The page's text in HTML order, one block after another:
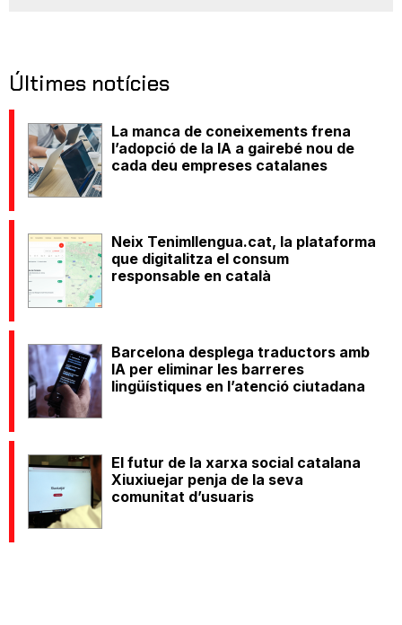
Últimes notícies
La manca de coneixements frena
l’adopció de la IA a gairebé nou de
cada deu empreses catalanes
Neix Tenimllengua.cat, la plataforma
que digitalitza el consum
responsable en català
Barcelona desplega traductors amb
IA per eliminar les barreres
lingüístiques en l’atenció ciutadana
El futur de la xarxa social catalana
Xiuxiuejar penja de la seva
comunitat d’usuaris